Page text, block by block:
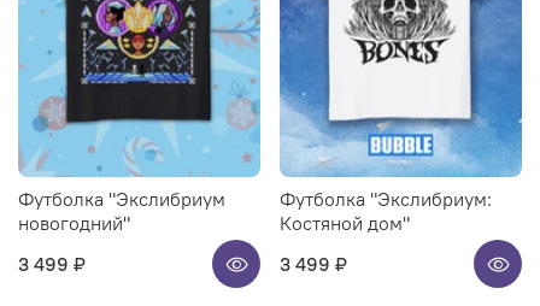
Футболка "Экслибриум
новогодний"
3 499 ₽
Футболка "Экслибриум:
Костяной дом"
3 499 ₽